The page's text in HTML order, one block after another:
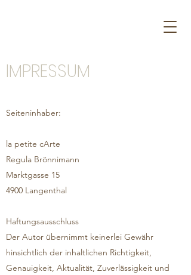
IMPRESSUM
Seiteninhaber:
la petite cArte
Regula Brönnimann
Marktgasse 15
4900 Langenthal
Haftungsausschluss
Der Autor übernimmt keinerlei Gewähr
hinsichtlich der inhaltlichen Richtigkeit,
Genauigkeit, Aktualität, Zuverlässigkeit und